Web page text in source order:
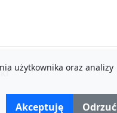
użytkownika oraz analizy
Akceptuję Odrzuć